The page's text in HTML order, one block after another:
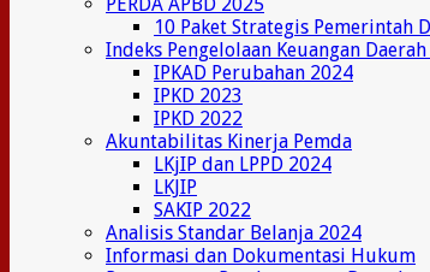
10 Paket Strategis Pemerintah
Indeks Pengelolaan Keuangan Daerah
IPKAD Perubahan 2024
IPKD 2023
IPKD 2022
Akuntabilitas Kinerja Pemda
LKjIP dan LPPD 2024
LKJIP
SAKIP 2022
Analisis Standar Belanja 2024
Informasi dan Dokumentasi Hukum